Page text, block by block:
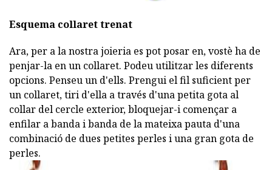
Esquema collaret trenat
Ara, per a la nostra joieria es pot posar en, vostè ha de
penjar-la en un collaret. Podeu utilitzar les diferents
opcions. Penseu un d'ells. Prengui el fil suficient per
un collaret, tiri d'ella a través d'una petita gota al
collar del cercle exterior, bloquejar-i començar a
enfilar a banda i banda de la mateixa pauta d'una
combinació de dues petites perles i una gran gota de
perles.